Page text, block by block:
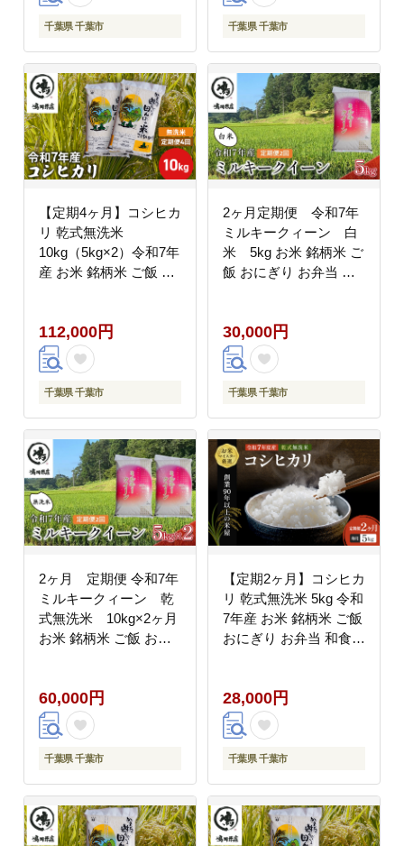
千葉県 千葉市 千葉県 千葉市
【定期4ヶ月】コシヒカ
リ 乾式無洗米
10kg（5kg×2）令和7年
産 お米 銘柄米 ご飯 お
産地直送
112,000円
千葉県 千葉市
2ヶ月定期便 令和7年
ミルキークィーン 白
米 5kg お米 銘柄米 ご
飯 おにぎり お弁当 和
30,000円
千葉県 千葉市
2ヶ月 定期便 令和7年
ミルキークィーン 乾
式無洗米 10kg×2ヶ月
お米 銘柄米 ご飯 おに
地直送
60,000円
千葉県 千葉市
【定期2ヶ月】コシヒカ
リ 乾式無洗米 5kg 令和
7年産 お米 銘柄米 ご飯
おにぎり お弁当 和食
28,000円
千葉県 千葉市